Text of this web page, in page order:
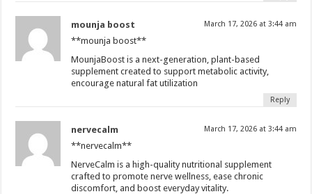
mounja boost March 17, 2026 at 3:44 am
**mounja boost**
MounjaBoost is a next-generation, plant-based
supplement created to support metabolic activity,
encourage natural fat utilization
Reply
nervecalm March 17, 2026 at 3:44 am
**nervecalm**
NerveCalm is a high-quality nutritional supplement
crafted to promote nerve wellness, ease chronic
discomfort, and boost everyday vitality.